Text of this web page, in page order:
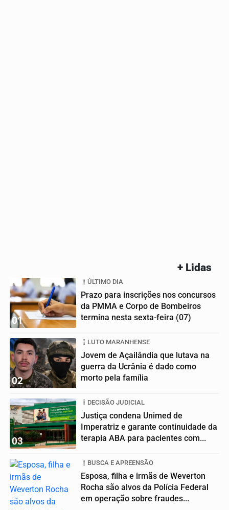
+ Lidas
01
ÚLTIMO DIA
Prazo para inscrições nos concursos
da PMMA e Corpo de Bombeiros
termina nesta sexta-feira (07)
02
LUTO MARANHENSE
Jovem de Açailândia que lutava na
guerra da Ucrânia é dado como
morto pela família
03
DECISÃO JUDICIAL
Justiça condena Unimed de
Imperatriz e garante continuidade da
terapia ABA para pacientes com...
BUSCA E APREENSÃO
Esposa, filha e irmãs de Weverton
Rocha são alvos da Polícia Federal
em operação sobre fraudes...